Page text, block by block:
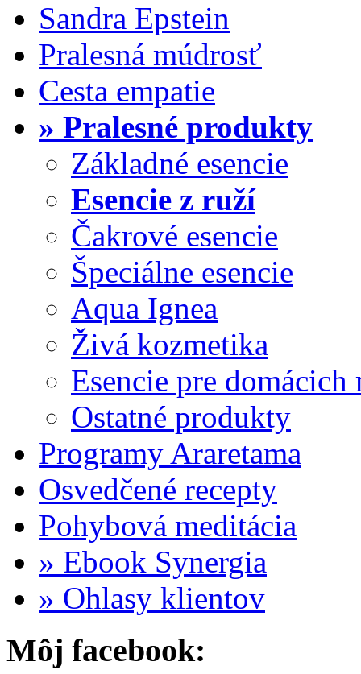
Sandra Epstein
Pralesná múdrosť
Cesta empatie
» Pralesné produkty
Základné esencie
Esencie z ruží
Čakrové esencie
Špeciálne esencie
Aqua Ignea
Živá kozmetika
Esencie pre
Ostatné produkty
Programy Araretama
Osvedčené recepty
Pohybová meditácia
» Ebook Synergia
» Ohlasy klientov
Môj facebook: